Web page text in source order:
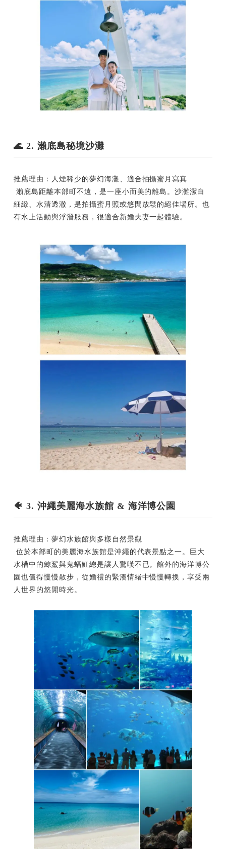
🌊 2. 瀨底島秘境沙灘
推薦理由：人煙稀少的夢幻海灘、適合拍攝蜜月寫真
瀨底島距離本部町不遠，是一座小而美的離島。沙灘潔白
細緻、水清透澈，是拍攝蜜月照或悠閒放鬆的絕佳場所。也
有水上活動與浮潛服務，很適合新婚夫妻一起體驗。
🐠 3. 沖繩美麗海水族館 & 海洋博公園
推薦理由：夢幻水族館與多樣自然景觀
位於本部町的美麗海水族館是沖繩的代表景點之一。巨大
水槽中的鯨鯊與鬼蝠魟總是讓人驚嘆不已。館外的海洋博公
園也值得慢慢散步，從婚禮的緊湊情緒中慢慢轉換，享受兩
人世界的悠閒時光。